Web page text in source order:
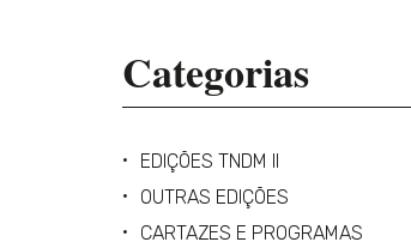
Categorias
EDIÇÕES TNDM II
OUTRAS EDIÇÕES
CARTAZES E PROGRAMAS